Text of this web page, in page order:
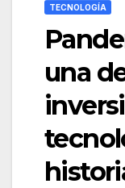
TECNOLOGÍA
una